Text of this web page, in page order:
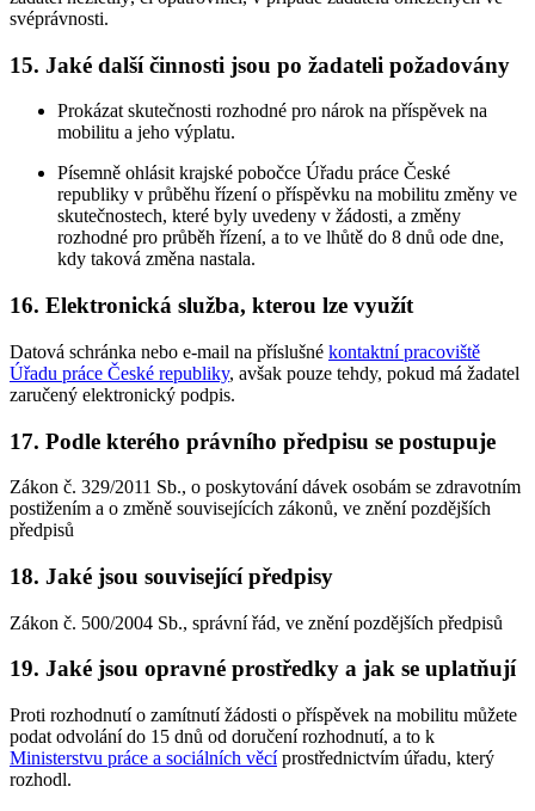
svéprávnosti.
15. Jaké další činnosti jsou po žadateli požadovány
Prokázat skutečnosti rozhodné pro nárok na příspěvek na
mobilitu a jeho výplatu.
Písemně ohlásit krajské pobočce Úřadu práce České
republiky v průběhu řízení o příspěvku na mobilitu změny ve
skutečnostech, které byly uvedeny v žádosti, a změny
rozhodné pro průběh řízení, a to ve lhůtě do 8 dnů ode dne,
kdy taková změna nastala.
16. Elektronická služba, kterou lze využít
Datová schránka nebo e-mail na příslušné kontaktní pracoviště
Úřadu práce České republiky, avšak pouze tehdy, pokud má žadatel
zaručený elektronický podpis.
17. Podle kterého právního předpisu se postupuje
Zákon č. 329/2011 Sb., o poskytování dávek osobám se zdravotním
postižením a o změně souvisejících zákonů, ve znění pozdějších
předpisů
18. Jaké jsou související předpisy
Zákon č. 500/2004 Sb., správní řád, ve znění pozdějších předpisů
19. Jaké jsou opravné prostředky a jak se uplatňují
Proti rozhodnutí o zamítnutí žádosti o příspěvek na mobilitu můžete
podat odvolání do 15 dnů od doručení rozhodnutí, a to k
Ministerstvu práce a sociálních věcíprostřednictvím úřadu, který
rozhodl.